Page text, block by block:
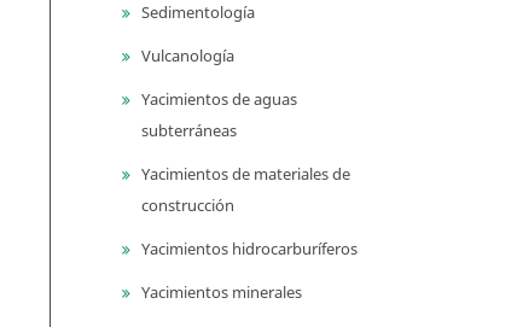
Sedimentología
Vulcanología
Yacimientos de aguas
subterráneas
Yacimientos de materiales de
construcción
Yacimientos hidrocarburíferos
Yacimientos minerales